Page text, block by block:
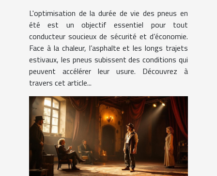
L'optimisation de la durée de vie des pneus en
été est un objectif essentiel pour tout
conducteur soucieux de sécurité et d’économie.
Face à la chaleur, l’asphalte et les longs trajets
estivaux, les pneus subissent des conditions qui
peuvent accélérer leur usure. Découvrez à
travers cet article...